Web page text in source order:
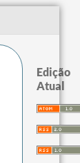
Edição
Atual